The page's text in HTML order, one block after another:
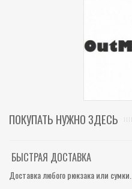
ПОКУПАТЬ НУЖНО ЗДЕСЬ
БЫСТРАЯ ДОСТАВКА
Доставка любого рюкзака или сумки.